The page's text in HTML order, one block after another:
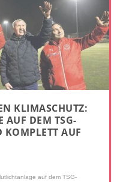
KLIMASCHUTZ:
AUF DEM TSG-
KOMPLETT AUF
auf dem TSG-